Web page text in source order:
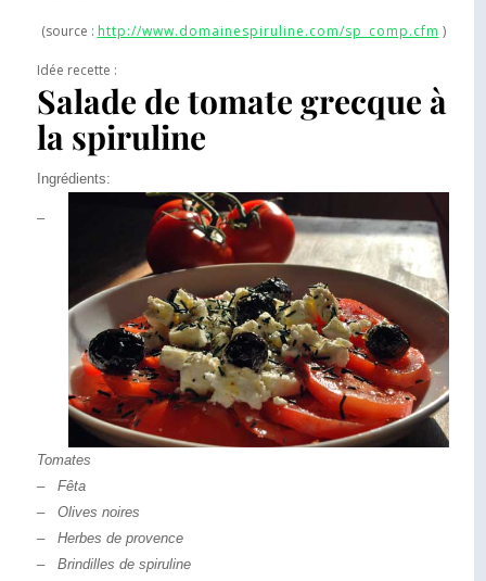
(source : http://www.domainespiruline.com/sp_comp.cfm )
Idée recette :
Salade de tomate grecque à
la spiruline
Ingrédients:
–
Tomates
– Fêta
– Olives noires
– Herbes de provence
– Brindilles de spiruline